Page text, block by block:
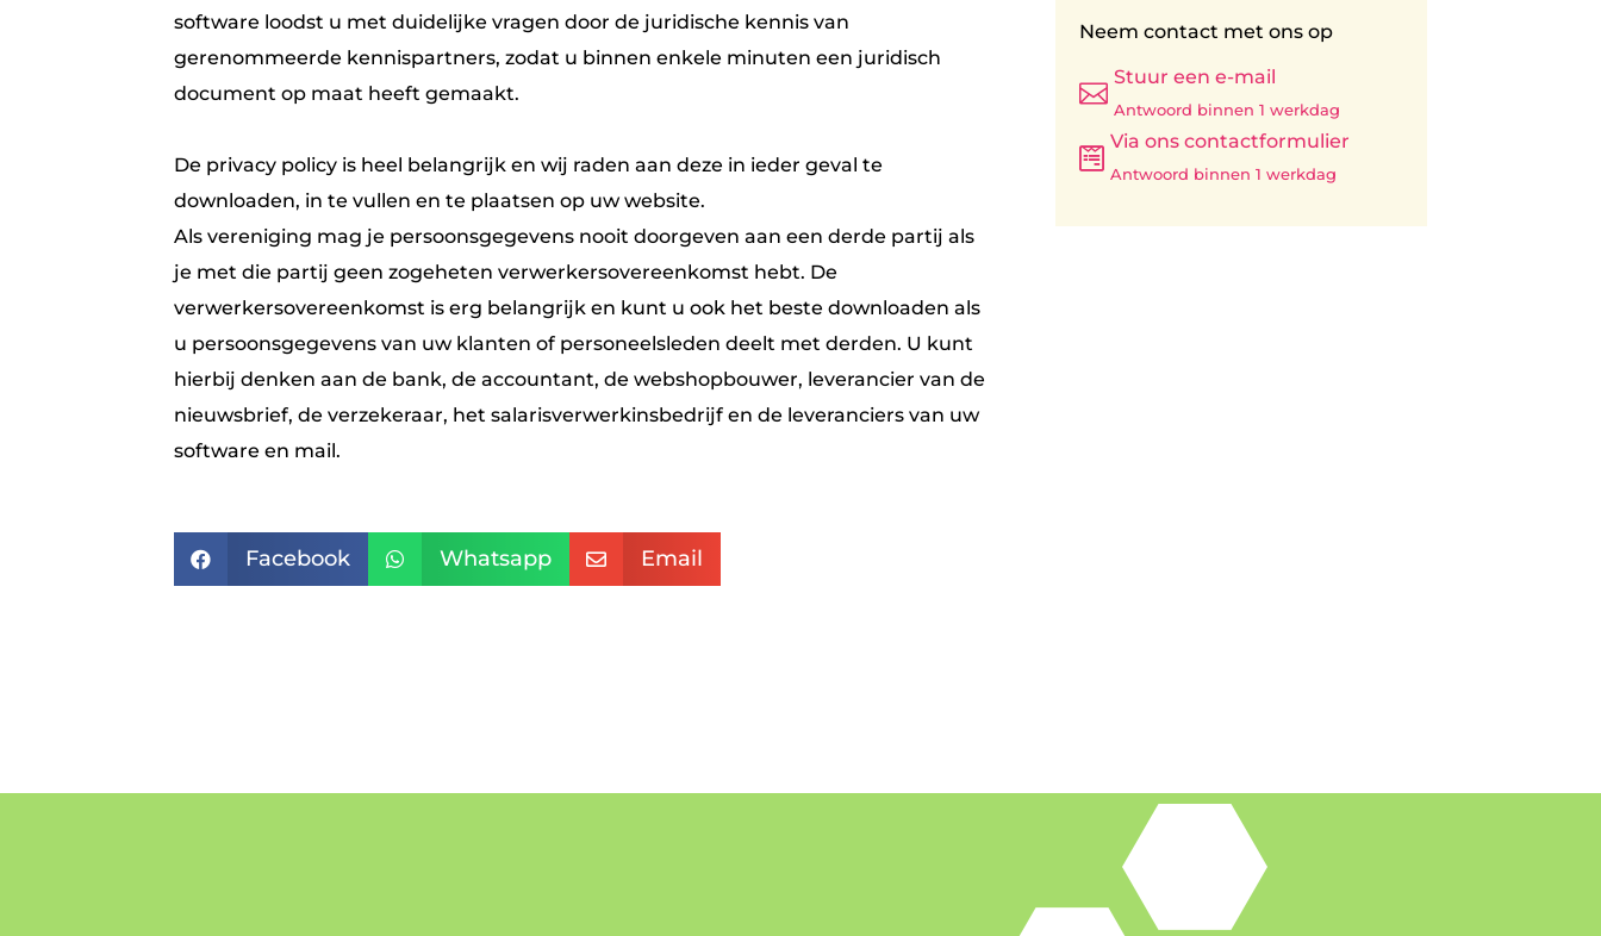
software loodst u met duidelijke vragen door de juridische kennis van
gerenommeerde kennispartners, zodat u binnen enkele minuten een juridisch
document op maat heeft gemaakt.
De privacy policy is heel belangrijk en wij raden aan deze in ieder geval te
downloaden, in te vullen en te plaatsen op uw website.
Als vereniging mag je persoonsgegevens nooit doorgeven aan een derde partij als
je met die partij geen zogeheten verwerkersovereenkomst hebt. De
verwerkersovereenkomst is erg belangrijk en kunt u ook het beste downloaden als
u persoonsgegevens van uw klanten of personeelsleden deelt met derden. U kunt
hierbij denken aan de bank, de accountant, de webshopbouwer, leverancier van de
nieuwsbrief, de verzekeraar, het salarisverwerkinsbedrijf en de leveranciers van uw
software en mail.
Neem contact met ons op

Stuur een e-mail
Antwoord binnen 1 werkdag

Via ons contactformulier
Antwoord binnen 1 werkdag
 Facebook  Whatsapp  Email